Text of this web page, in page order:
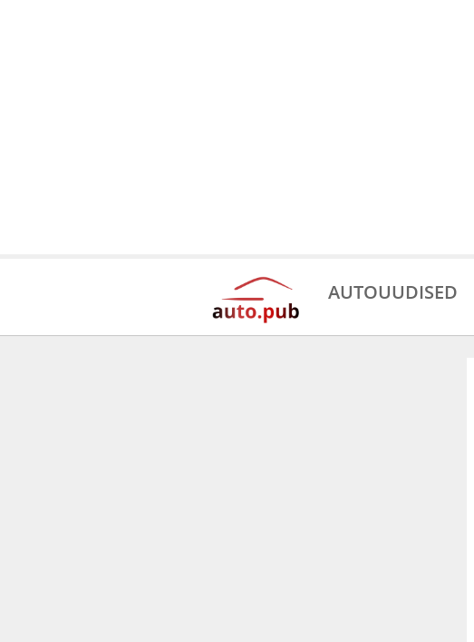
AUTOUUDISED